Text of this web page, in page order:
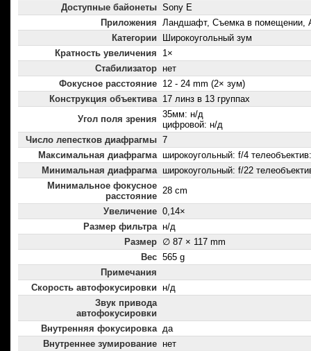
Доступные байонеты Sony E
Приложения Ландшафт, Съемка в помещении,
Категории
Широкоугольный зум
Кратность увеличения
1×
Стабилизатор нет
Фокусное расстояние 12 - 24 mm (2× зум)
Конструкция объектива 17 линз в 13 группах
Угол поля зрения 35мм: н/д
цифровой: н/д
Число лепестков диафрагмы 7
Максимальная диафрагма широкоугольный: f/4
Минимальная диафрагма широкоугольный: f/22
Минимальное фокусное
расстояние
28 cm
Увеличение 0,14×
Размер фильтра н/д
Размер ∅ 87 × 117 mm
Вес 565 g
Примечания
Скорость автофокусировки н/д
Звук привода
автофокусировки
Внутренняя фокусировка да
Внутреннее зумирование нет